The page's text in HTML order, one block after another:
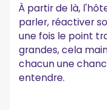
À partir de là,
parler, réactiver
une fois le point
grandes, cela
chacun une
entendre.